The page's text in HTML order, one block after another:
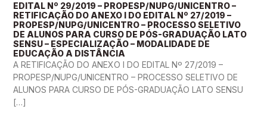
EDITAL Nº 29/2019 – PROPESP/NUPG/UNICENTRO –
RETIFICAÇÃO DO ANEXO I DO EDITAL Nº 27/2019 –
PROPESP/NUPG/UNICENTRO – PROCESSO SELETIVO
DE ALUNOS PARA CURSO DE PÓS-GRADUAÇÃO LATO
SENSU – ESPECIALIZAÇÃO – MODALIDADE DE
EDUCAÇÃO A DISTÂNCIA
A RETIFICAÇÃO DO ANEXO I DO EDITAL Nº 27/2019 –
PROPESP/NUPG/UNICENTRO – PROCESSO SELETIVO DE
ALUNOS PARA CURSO DE PÓS-GRADUAÇÃO LATO SENSU
[…]